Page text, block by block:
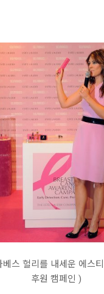
스 헐리를 내세운 에스
후원 캠페인 )